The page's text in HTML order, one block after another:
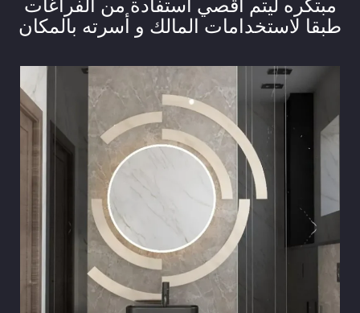
مبتكره ليتم أقصي استفادة من الفراغات
طبقا لاستخدامات المالك و أسرته بالمكان